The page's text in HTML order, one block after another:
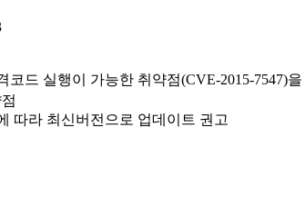
드 실행이 가능한 취약점(CVE-2015-7547)
따라 최신버전으로 업데이트 권고